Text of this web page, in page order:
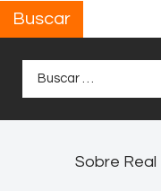
Buscar
Sobre Real